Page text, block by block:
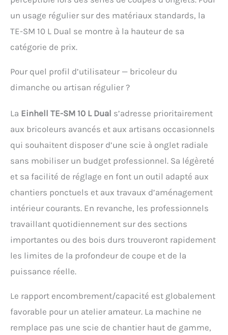
un usage régulier sur des matériaux standards, la
TE-SM 10 L Dual se montre à la hauteur de sa
catégorie de prix.
Pour quel profil d’utilisateur — bricoleur du
dimanche ou artisan régulier ?
La Einhell TE-SM 10 L Dual s’adresse prioritairement
aux bricoleurs avancés et aux artisans occasionnels
qui souhaitent disposer d’une scie à onglet radiale
sans mobiliser un budget professionnel. Sa légèreté
et sa facilité de réglage en font un outil adapté aux
chantiers ponctuels et aux travaux d’aménagement
intérieur courants. En revanche, les professionnels
travaillant quotidiennement sur des sections
importantes ou des bois durs trouveront rapidement
les limites de la profondeur de coupe et de la
puissance réelle.
Le rapport encombrement/capacité est globalement
favorable pour un atelier amateur. La machine ne
remplace pas une scie de chantier haut de gamme,